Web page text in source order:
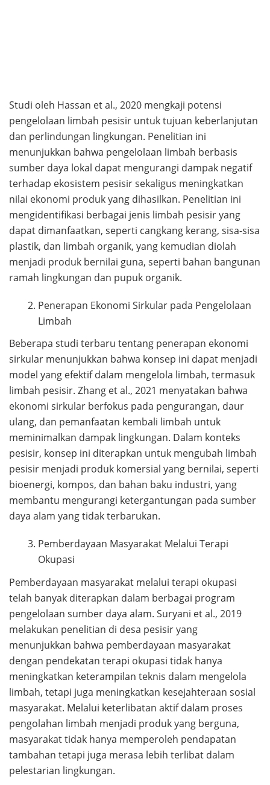
Studi oleh Hassan et al., 2020 mengkaji potensi
pengelolaan limbah pesisir untuk tujuan keberlanjutan
dan perlindungan lingkungan. Penelitian ini
menunjukkan bahwa pengelolaan limbah berbasis
sumber daya lokal dapat mengurangi dampak negatif
terhadap ekosistem pesisir sekaligus meningkatkan
nilai ekonomi produk yang dihasilkan. Penelitian ini
mengidentifikasi berbagai jenis limbah pesisir yang
dapat dimanfaatkan, seperti cangkang kerang, sisa-sisa
plastik, dan limbah organik, yang kemudian diolah
menjadi produk bernilai guna, seperti bahan bangunan
ramah lingkungan dan pupuk organik.
Penerapan Ekonomi Sirkular pada Pengelolaan
Limbah
Beberapa studi terbaru tentang penerapan ekonomi
sirkular menunjukkan bahwa konsep ini dapat menjadi
model yang efektif dalam mengelola limbah, termasuk
limbah pesisir. Zhang et al., 2021 menyatakan bahwa
ekonomi sirkular berfokus pada pengurangan, daur
ulang, dan pemanfaatan kembali limbah untuk
meminimalkan dampak lingkungan. Dalam konteks
pesisir, konsep ini diterapkan untuk mengubah limbah
pesisir menjadi produk komersial yang bernilai, seperti
bioenergi, kompos, dan bahan baku industri, yang
membantu mengurangi ketergantungan pada sumber
daya alam yang tidak terbarukan.
Pemberdayaan Masyarakat Melalui Terapi
Okupasi
Pemberdayaan masyarakat melalui terapi okupasi
telah banyak diterapkan dalam berbagai program
pengelolaan sumber daya alam. Suryani et al., 2019
melakukan penelitian di desa pesisir yang
menunjukkan bahwa pemberdayaan masyarakat
dengan pendekatan terapi okupasi tidak hanya
meningkatkan keterampilan teknis dalam mengelola
limbah, tetapi juga meningkatkan kesejahteraan sosial
masyarakat. Melalui keterlibatan aktif dalam proses
pengolahan limbah menjadi produk yang berguna,
masyarakat tidak hanya memperoleh pendapatan
tambahan tetapi juga merasa lebih terlibat dalam
pelestarian lingkungan.